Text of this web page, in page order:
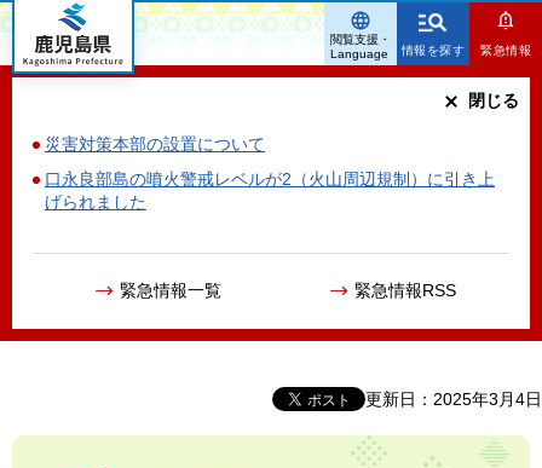
鹿児島県
情報を探す 緊急情報
災害対策本部の設置について
口永良部島の噴火警戒レベルが2（火山周辺規制）に引き上
げられました
緊急情報一覧 緊急情報RSS
閉じる
閲覧支援・
Language
更新日：2025年3月4日